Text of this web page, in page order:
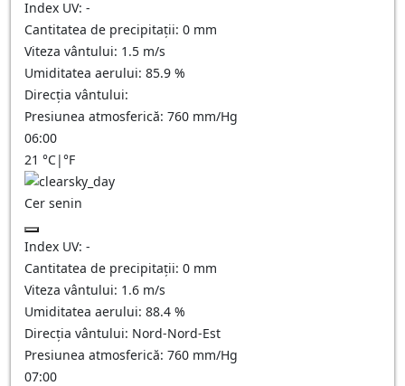
Index UV: -
Cantitatea de precipitații: 0 mm
Viteza vântului: 1.5 m/s
Umiditatea aerului: 85.9 %
Direcția vântului:
Presiunea atmosferică: 760 mm/Hg
06:00
21 °C|°F
Cer senin
Index UV: -
Cantitatea de precipitații: 0 mm
Viteza vântului: 1.6 m/s
Umiditatea aerului: 88.4 %
Direcția vântului: Nord-Nord-Est
Presiunea atmosferică: 760 mm/Hg
07:00